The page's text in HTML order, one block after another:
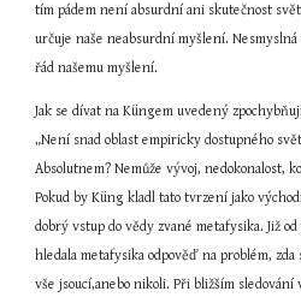
tím pádem není absurdní ani skutečnost
určuje naše neabsurdní myšlení.
řád našemu myšlení.
Jak se dívat na Küngem uvedený
„Není snad oblast empiricky dostupného
Absolutnem? Nemůže vývoj, nedokonalost,
Pokud by Küng kladl tato tvrzení jako
dobrý vstup do vědy zvané metafysika. Již
hledala metafysika odpověď na problém,
vše jsoucí,anebo nikoli. Při bližším